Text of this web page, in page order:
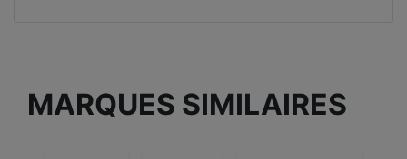
MARQUES SIMILAIRES